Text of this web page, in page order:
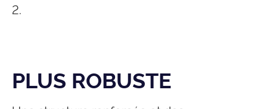
2.
PLUS ROBUSTE